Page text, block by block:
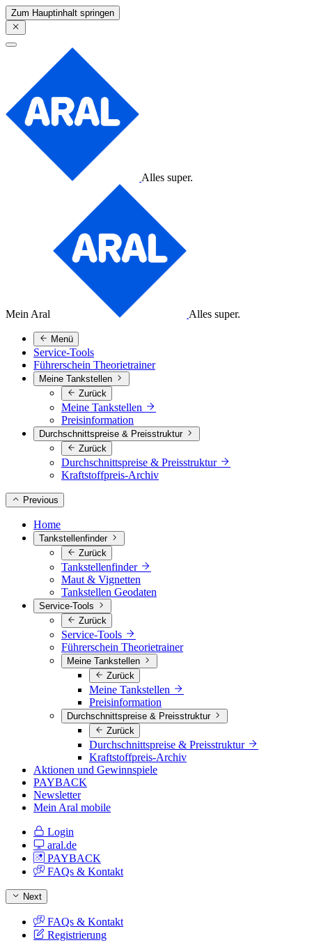
Zum Hauptinhalt springen
Alles super.
Mein Aral Alles super.
Menü
Service-Tools
Führerschein Theorietrainer
Meine Tankstellen
Zurück
Meine Tankstellen
Preisinformation
Durchschnittspreise & Preisstruktur
Zurück
Durchschnittspreise & Preisstruktur
Kraftstoffpreis-Archiv
Previous
Home
Tankstellenfinder
Zurück
Tankstellenfinder
Maut & Vignetten
Tankstellen Geodaten
Service-Tools
Zurück
Service-Tools
Führerschein Theorietrainer
Meine Tankstellen
Zurück
Meine Tankstellen
Preisinformation
Durchschnittspreise & Preisstruktur
Zurück
Durchschnittspreise & Preisstruktur
Kraftstoffpreis-Archiv
Aktionen und Gewinnspiele
PAYBACK
Newsletter
Mein Aral mobile
Login
aral.de
PAYBACK
FAQs & Kontakt
Next
FAQs & Kontakt
Registrierung